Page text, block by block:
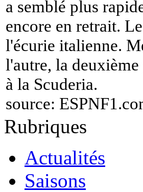
a semblé plus
encore en retrait.
l'écurie italienne.
l'autre, la
à la Scuderia.
source:
Rubriques
Actualités
Saisons